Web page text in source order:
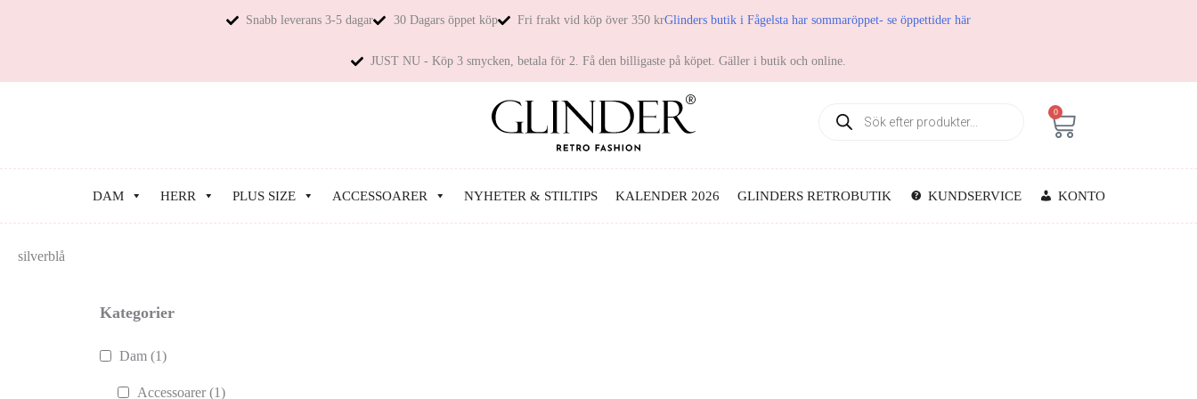
Snabb leverans 3-5 dagar 30 Dagars öppet köp Fri frakt vid köp över 350 krGlinders butik i Fågelsta har sommaröppet- se öppettider här
JUST NU - Köp 3 smycken, betala för 2. Få den billigaste på köpet. Gäller i butik och online.
0
DAM HERR PLUS SIZE ACCESSOARER NYHETER & STILTIPS KALENDER 2026 GLINDERS RETROBUTIK KUNDSERVICE KONTO
silverblå
Kategorier
Dam (1)
Accessoarer (1)